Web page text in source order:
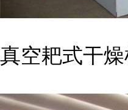
真空耙式干燥